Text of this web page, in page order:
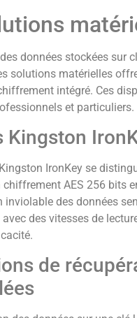
données stockées sur
solutions matérielles
intégré. Ces
et particuliers.
Kingston
IronKey se
chiffrement AES 256 bits
inviolable des données
des vitesses de
de